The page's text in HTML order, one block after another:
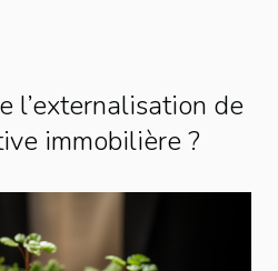
l’externalisation de
immobilière ?